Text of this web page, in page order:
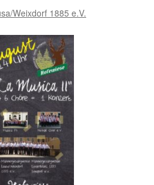
Weixdorf 1885 e.V.